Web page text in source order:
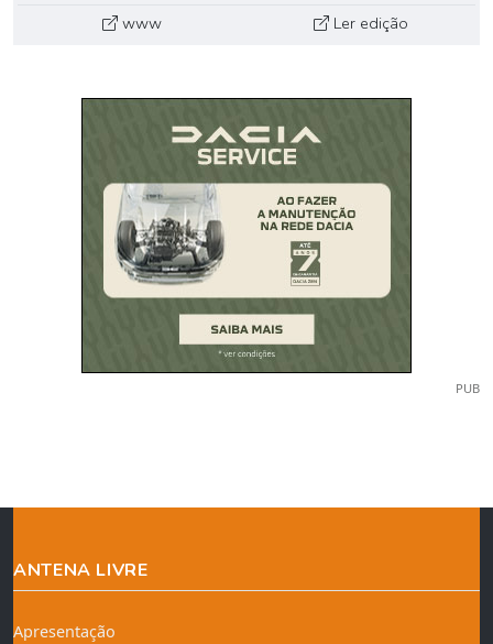
www Ler edição
PUB
ANTENA LIVRE
Apresentação